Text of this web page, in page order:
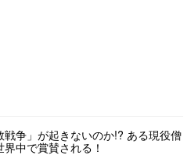
戦争」が起きないのか!? ある現役僧
中で賞賛される！